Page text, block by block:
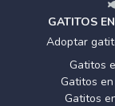
GATITOS
Adoptar
Gatitos
Gatitos
Gatitos